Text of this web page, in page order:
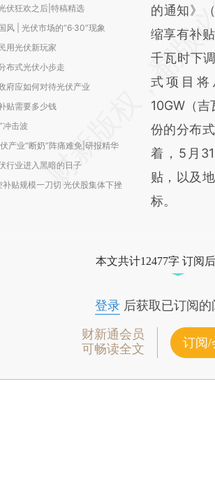
伏狂欢之后|特稿精选
风 | 光伏市场的“6·30”现象
用光伏新玩家
布式光伏小步走
府应如何对待光伏产业
贴需要多少钱
冲击波
产业“断奶”阵痛难免|研报精华
行业进入黑暗的日子
补贴规模一刀切 光伏股集体下挫
的通知》
缩享有补
千瓦时下
式项目
10GW（
份的分布
着，5月
贴，以及
标。
本文共计12477字 订阅
登录后获取已订阅的
财新通会员
可畅读全文
订阅/